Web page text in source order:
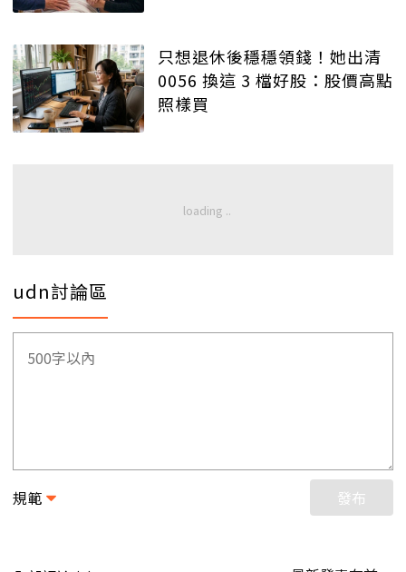
只想退休後穩穩領錢！她出清
0056 換這 3 檔好股：股價高點
照樣買
udn討論區
規範 發布